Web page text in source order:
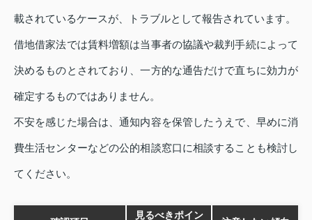
載されているケースが、トラブルとして報告されています。
借地借家法では賃料増額は当事者の協議や裁判手続によって
決めるものとされており、一方的な通告だけで直ちに効力が
確定するものではありません。
不安を感じた場合は、通知内容を保管したうえで、早めに消
費生活センターなどの公的相談窓口に相談することも検討し
てください。
見るべきポイン